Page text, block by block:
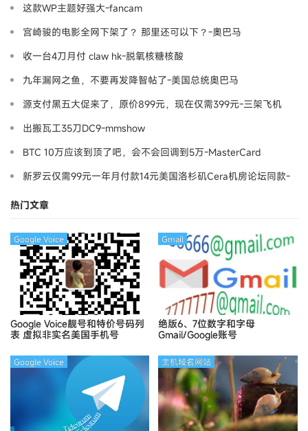
这款WP主题好强大-fancam
宫崎骏的电影全网下架了？ 那里还可以下？-奧巴马
收一台4刀月付 claw hk-脱氧核糖核酸
九年漏网之鱼，不要再发降智帖了-美国总统奥巴马
源支付黑五大促来了，原价899元，现在仅需399元-三架飞机
出搬瓦工35刀DC9-mmshow
BTC 10万应该到顶了吧，会不会回调到5万-MasterCard
新罗云仅需99元一年月付款14元美国洛杉矶Cera机房论坛同款-
热门文章
Google Voice靓号和特价号码列
表 虚拟非实名美国手机号
Google Voice
绝版6、7位数字和字母
Gmail/Google账号
Gmail
Google Voice 主机域名网站